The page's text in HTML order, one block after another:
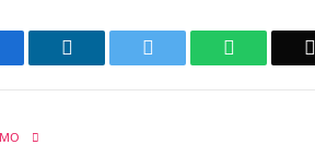
Facebook LinkedIn WhatsApp